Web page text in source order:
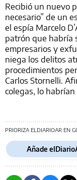
Recibió un nuevo
necesario” de un
el espía Marcelo
patrón que habría
empresarios y
niega los delitos
procedimientos
Carlos Stornelli.
colegas, lo habrían
PRIORIZA ELDIARIOAR EN
Añade